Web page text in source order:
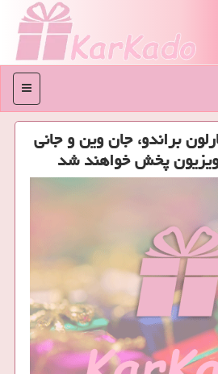
منو
براندو، جان وین و جانی
پخش خواهند شد